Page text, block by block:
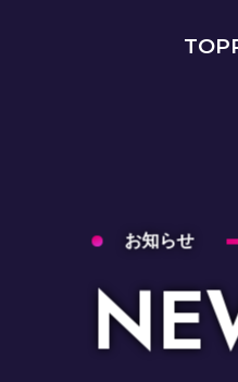
TOP
お知らせ